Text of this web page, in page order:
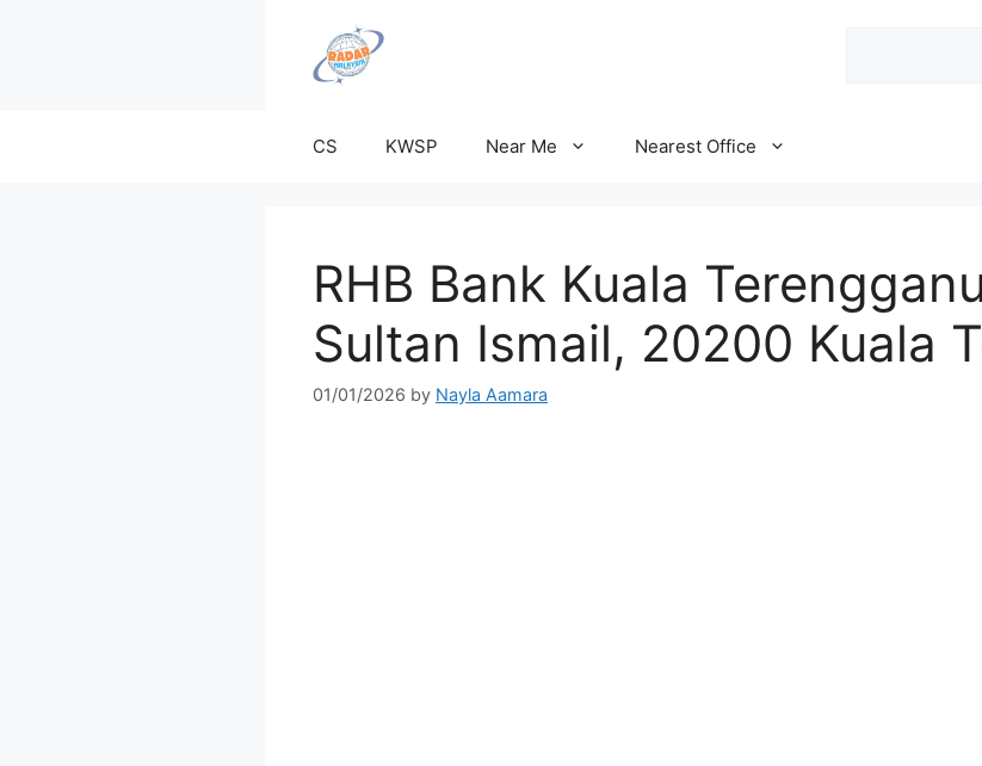
CS KWSP Near Me Nearest Office
RHB Bank Kuala
Sultan Ismail, 20200 Kuala
01/01/2026 by Nayla Aamara